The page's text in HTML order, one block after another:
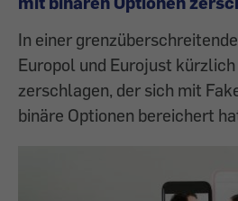
In einer
Europol und Eurojust kürzlich
zerschlagen, der sich mit
binäre Optionen bereichert